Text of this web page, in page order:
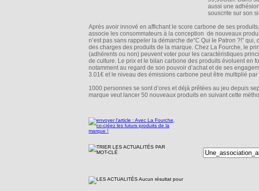
aussi une
souscrite sur son
Après avoir innové en affichant le score carbone de ses
associe les consommateurs à la conception de nouveaux
n’est pas sans rappeler la démarche de“C Qui le Patron ?!”
des charges des produits de la marque. Chez La Fourche, le
(adhérents ou non) peuvent voter pour les caractéristiques
de culture. Le prix et le bilan carbone des produits évoluent en
notamment au regard de son pouvoir d’achat et de ses
3.01€ et le niveau des émissions carbone peut être multiplié
1000 personnes se sont d’ores et déjà prêtées au jeu depuis
marque veut lancer 50 nouveaux produits en suivant cette
Aucun résultat pour